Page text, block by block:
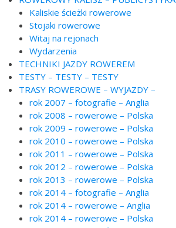
Kaliskie ścieżki rowerowe
Stojaki rowerowe
Witaj na rejonach
Wydarzenia
TECHNIKI JAZDY ROWEREM
TESTY – TESTY – TESTY
TRASY ROWEROWE – WYJAZDY –
rok 2007 – fotografie – Anglia
rok 2008 – rowerowe – Polska
rok 2009 – rowerowe – Polska
rok 2010 – rowerowe – Polska
rok 2011 – rowerowe – Polska
rok 2012 – rowerowe – Polska
rok 2013 – rowerowe – Polska
rok 2014 – fotografie – Anglia
rok 2014 – rowerowe – Anglia
rok 2014 – rowerowe – Polska